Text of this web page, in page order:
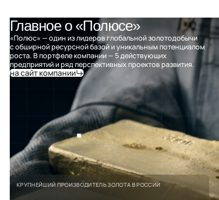
Главное о «Полюсе»
«Полюс» — один из лидеров глобальной золотодобычи
с обширной ресурсной базой и уникальным потенциалом
роста. В портфеле компании — 5 действующих
предприятий и ряд перспективных проектов развития.
на сайт компании
КРУПНЕЙШИЙ ПРОИЗВОДИТЕЛЬ ЗОЛОТА В РОССИИ